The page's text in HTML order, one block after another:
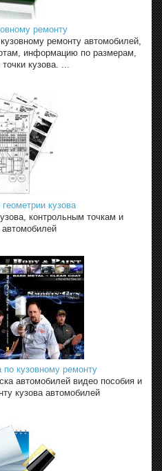
ремонту
ремонту автомобилей,
информацию по размерам,
кузова. ...
кузова
контрольным точкам и
кузовному ремонту
автомобилей видео пособия и
кузова автомобилей